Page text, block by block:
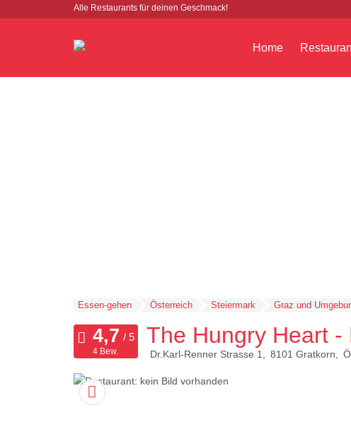
Alle Restaurants für deinen Geschmack!
Home
Essen-gehen Österreich Steiermark Graz und
The Hungry Heart
Dr.Karl-Renner Strasse 1 8101 Gratkorn
4 Bew.